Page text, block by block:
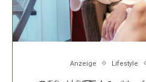
Anzeige Lifestyle